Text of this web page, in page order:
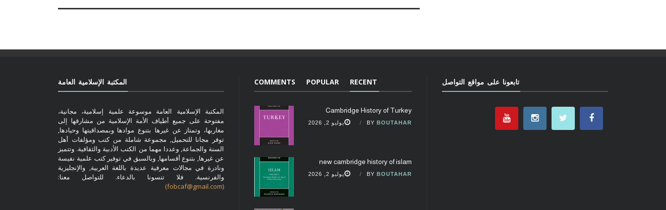
المكتبة الإسلامية العامة
المكتبة الإسلامية العامة موسوعة علمية إسلامية، مجانية،
مفتوحة على جميع أطياف الأمة الإسلامية من مشارقها إلى
مغاربها، وتمتاز عن غيرها بتنوع موادها وبمصداقيتها وحيادها,
توفر مجانا للتحميل, مجموعة شاملة من كتب ومؤلفات أهل
السنة والجماعة, وعددا مهما من الكتب الأدبية والثقافية. وتتميز
عن غيرها, بتنوع أقسامها, وبالسبق في توفير كتب علمية نفيسة
ونادرة في مجالات معرفية عديدة باللغة العربية, والإنجليزية
والفرنسية. فلا تنسونا بالدعاء. للتواصل معنا:
(fobcaf@gmail.com)
RECENT
POPULAR
COMMENTS
Cambridge History of Turkey
BY BOUTAHAR يوليو 2, 2026
new cambridge history of islam
BY BOUTAHAR يوليو 2, 2026
تابعونا على مواقع التواصل